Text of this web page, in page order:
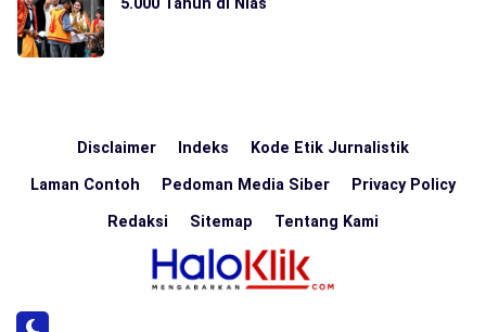
5.000 Tahun di Nias
Disclaimer Indeks Kode Etik Jurnalistik
Laman Contoh Pedoman Media Siber Privacy Policy
Redaksi Sitemap Tentang Kami